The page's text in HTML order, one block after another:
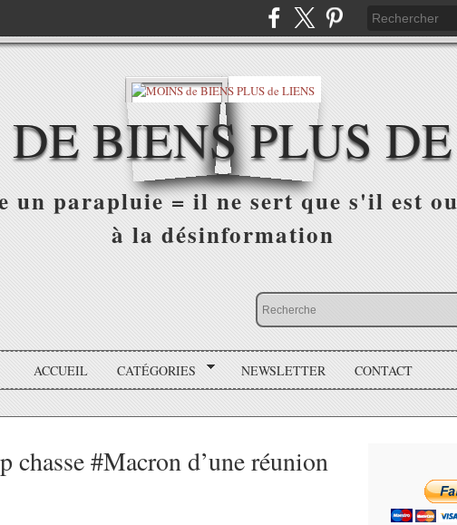
BIENS PLUS
un parapluie = il ne sert que s'il est
à la désinformation
ACCUEIL CATÉGORIES NEWSLETTER CONTACT
chasse #Macron d’une réunion